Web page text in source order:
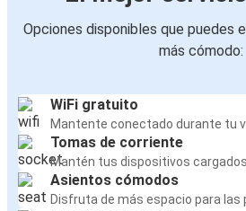
Opciones disponibles que puedes
más cómodo:
WiFi gratuito
Mantente conectado durante tu
Tomas de corriente
Mantén tus dispositivos
Asientos cómodos
Disfruta de más espacio para las